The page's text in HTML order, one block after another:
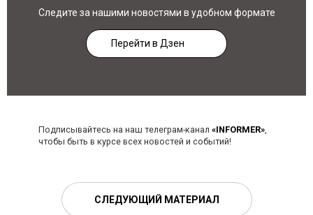
Следите за нашими новостями в удобном формате
Перейти в Дзен
Подписывайтесь на наш телеграм-канал «INFORMER»,
чтобы быть в курсе всех новостей и событий!
СЛЕДУЮЩИЙ МАТЕРИАЛ